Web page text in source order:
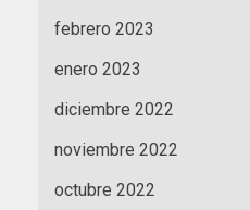
febrero 2023
enero 2023
diciembre 2022
noviembre 2022
octubre 2022